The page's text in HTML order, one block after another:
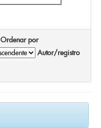
Ordenar por
Autor/registro